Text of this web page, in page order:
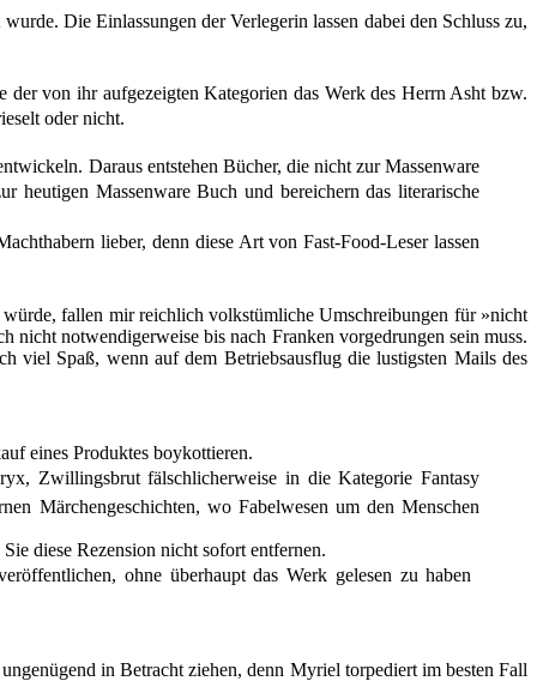
Die Einlassungen der Verlegerin lassen dabei den Schluss zu,
von ihr aufgezeigten Kategorien das Werk des Herrn Asht bzw.
oder nicht.
Daraus entstehen Bücher, die nicht zur Massenware
heutigen Massenware Buch und bereichern das literarische
lieber, denn diese Art von Fast-Food-Leser lassen
fallen mir reichlich volkstümliche Umschreibungen für »nicht
notwendigerweise bis nach Franken vorgedrungen sein muss.
viel Spaß, wenn auf dem Betriebsausflug die lustigsten Mails des
eines Produktes boykottieren.
Zwillingsbrut fälschlicherweise in die Kategorie Fantasy
Märchengeschichten, wo Fabelwesen um den Menschen
diese Rezension nicht sofort entfernen.
ohne überhaupt das Werk gelesen zu haben 
in Betracht ziehen, denn Myriel torpediert im besten Fall